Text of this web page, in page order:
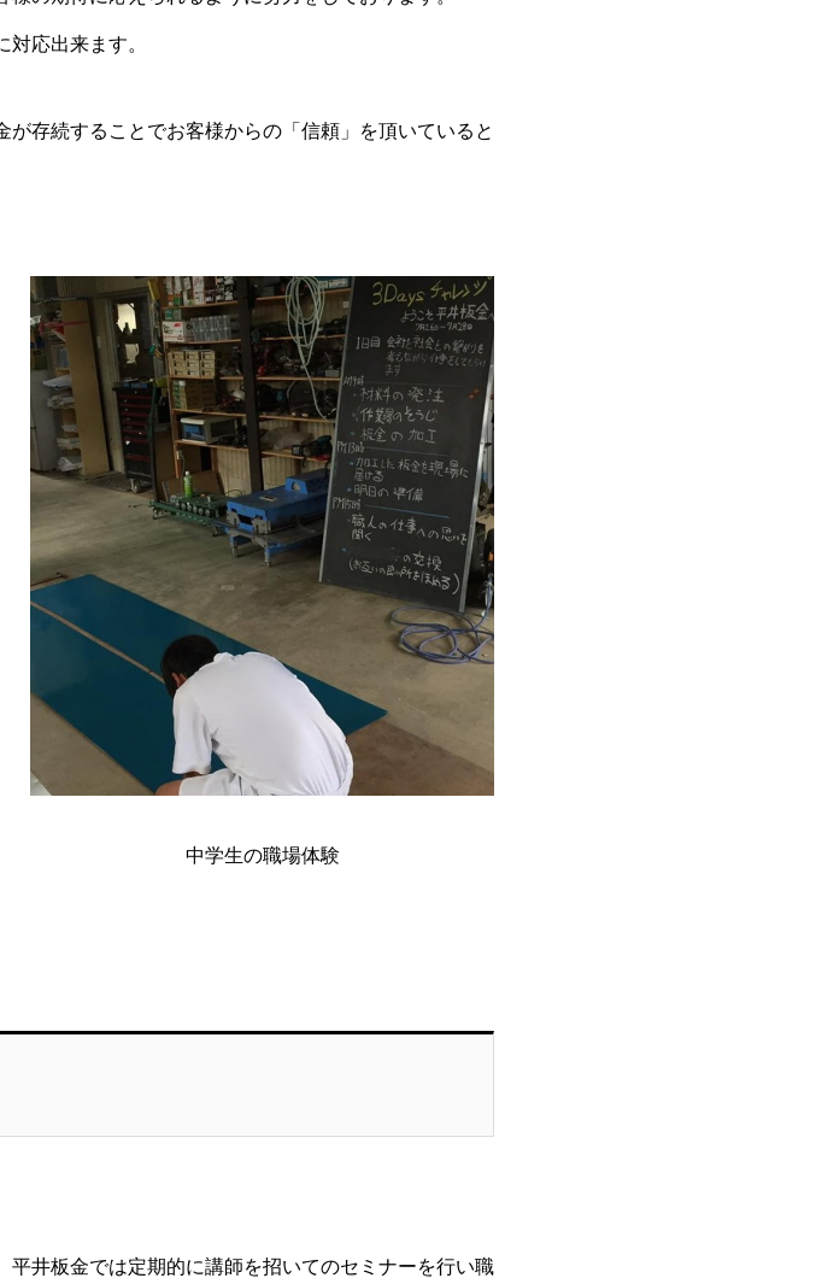
応出来ます。
存続することでお客様からの「信頼」を頂いていると
中学生の職場体験
井板金では定期的に講師を招いてのセミナーを行い職